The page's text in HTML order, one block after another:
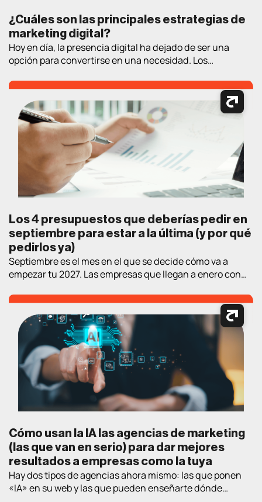
¿Cuáles son las principales estrategias de
marketing digital?
Hoy en día, la presencia digital ha dejado de ser una
opción para convertirse en una necesidad. Los
buscando información, comparando productos, leyendo
opiniones y tomando decisiones de compra. En este
contexto, contar con estrategias de marketing digital
bien definidas es fundamental para atraer clientes,
generar oportunidades […]
Los 4 presupuestos que deberías pedir en
septiembre para estar a la última (y por qué
pedirlos ya)
Septiembre es el mes en el que se decide cómo va a
empezar tu 2027. Las empresas que llegan a enero con
ventaja sobre las que empiezan a «mirar opciones» en el
nuevo año. Así que aquí va un ejercicio práctico de
lectura de verano: los cuatro […]
Cómo usan la IA las agencias de marketing
(las que van en serio) para dar mejores
resultados a empresas como la tuya
Hay dos tipos de agencias ahora mismo: las que ponen
«IA» en su web y las que pueden enseñarte dónde